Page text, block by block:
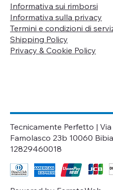
Informativa sui rimborsi
Informativa sulla privacy
Termini e condizioni di
Shipping Policy
Privacy & Cookie Policy
Tecnicamente Perfetto | Via
Famolasco 23b 10060
12829460018